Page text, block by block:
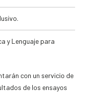
y Lenguaje para
con un servicio de
de los ensayos